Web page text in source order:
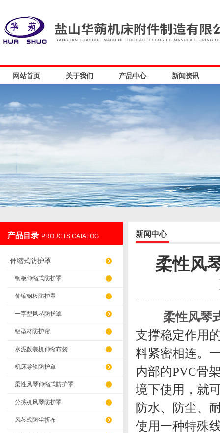
盐山华蒴机床附件制造有限公司
网站首页 关于我们 产品中心 新闻资讯
产品目录 PROUCTS CATALOG
伸缩式防护罩
钢板伸缩式防护罩
伸缩钢板防护罩
一字型风琴防护罩
铝型材防护帘
水泥散装机伸缩布袋
机床导轨防护罩
柔性风琴伸缩式防护罩
分拣机风琴防护罩
风琴式防尘折布
新闻中心
柔性风
柔性风琴
支撑稳定作用
料紧密相连。
内部的PVC骨
境下使用，就
防水、防尘、
使用一种特殊